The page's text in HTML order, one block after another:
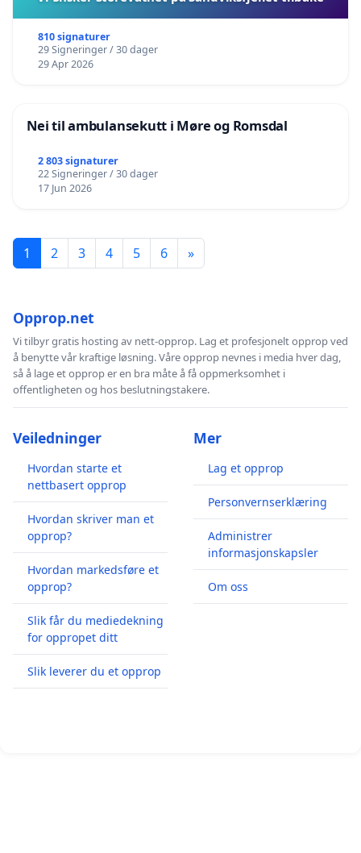
810 signaturer
29 Signeringer / 30 dager
29 Apr 2026
Nei til ambulansekutt i Møre og Romsdal
2 803 signaturer
22 Signeringer / 30 dager
17 Jun 2026
1 2 3 4 5 6 »
Opprop.net
Vi tilbyr gratis hosting av nett-opprop. Lag et profesjonelt opprop ved
å benytte vår kraftige løsning. Våre opprop nevnes i media hver dag,
så å lage et opprop er en bra måte å få oppmerksomhet i
offentligheten og hos beslutningstakere.
Veiledninger
Hvordan starte et
nettbasert opprop
Hvordan skriver man et
opprop?
Hvordan markedsføre et
opprop?
Slik får du mediedekning
for oppropet ditt
Slik leverer du et opprop
Mer
Lag et opprop
Personvernserklæring
Administrer
informasjonskapsler
Om oss